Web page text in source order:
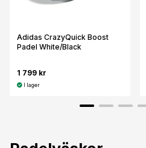
Adidas CrazyQuick Boost
Padel White/Black
1 799 kr
I lager